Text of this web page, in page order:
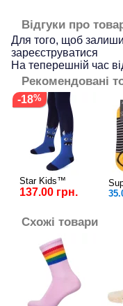
Відгуки про
Для того, щоб
зареєструватися
На теперешній час
Рекомендовані
-18
Star Kids™
137.00 грн.
Схожі товари